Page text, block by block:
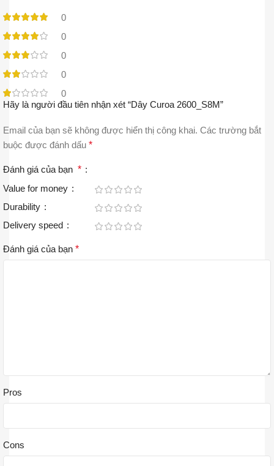
0
0
0
0
0
Hãy là người đầu tiên nhận xét “Dây Curoa 2600_S8M”
Email của bạn sẽ không được hiển thị công khai. Các trường bắt
buộc được đánh dấu *
Đánh giá của bạn *
Value for money
Durability
Delivery speed
Đánh giá của bạn *
Pros
Cons